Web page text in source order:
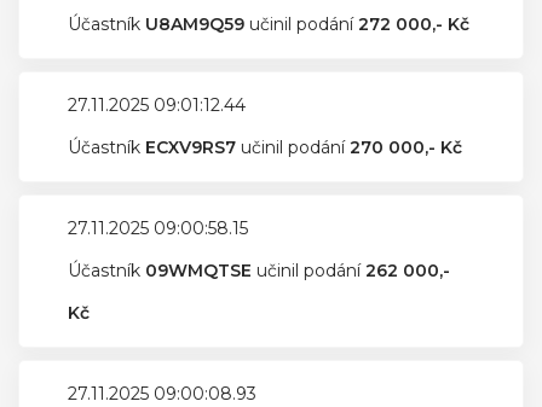
Účastník U8AM9Q59 učinil podání272 000,- Kč
27.11.2025 09:01:12.44
Účastník ECXV9RS7 učinil podání270 000,- Kč
27.11.2025 09:00:58.15
Účastník 09WMQTSE učinil podání262 000,-
Kč
27.11.2025 09:00:08.93